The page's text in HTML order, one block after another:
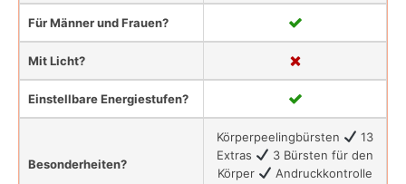
Für Männer und Frauen?
Mit Licht?
Einstellbare Energiestufen?
Besonderheiten?
Körperpeelingbürsten
13
Extras
3 Bürsten für den
Körper
Andruckkontrolle